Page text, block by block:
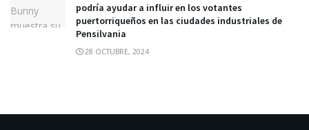
podría ayudar a influir en los votantes
puertorriqueños en las ciudades industriales de
Pensilvania
28 OCTUBRE, 2024